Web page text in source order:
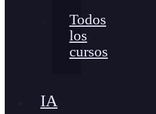
Todos
los
cursos
IA